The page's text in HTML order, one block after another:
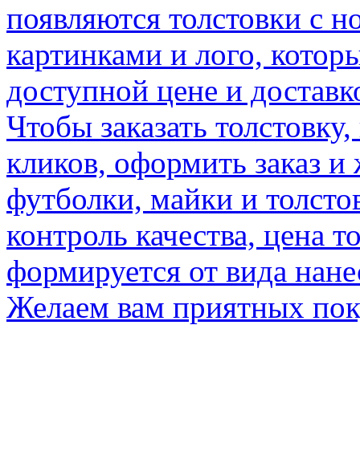
появляются толстовки с
картинками и лого,
доступной цене и
Чтобы заказать
кликов, оформить заказ
футболки, майки и
контроль качества, цена
формируется от вида
Желаем вам приятных